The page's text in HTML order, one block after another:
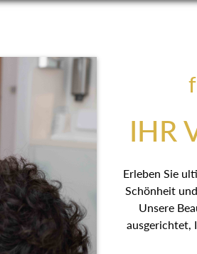
IHR
Erleben Sie
Schönheit
Unsere
ausgerichtet,